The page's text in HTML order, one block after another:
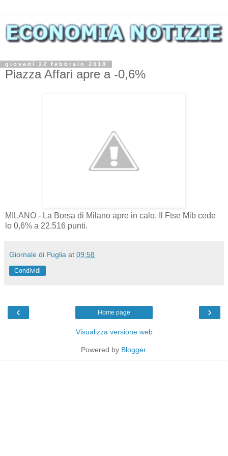
giovedì 22 febbraio 2018
Piazza Affari apre a -0,6%
MILANO - La Borsa di Milano apre in calo. Il Ftse Mib cede
lo 0,6% a 22.516 punti.
Giornale di Puglia at 09:58
Condividi
‹ ›
Home page
Visualizza versione web
Powered by Blogger.